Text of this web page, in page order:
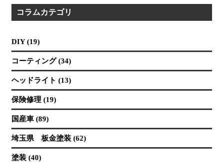
コラムカテゴリ
DIY (19)
コーティング (34)
ヘッドライト (13)
保険修理 (19)
国産車 (89)
埼玉県 板金塗装 (62)
塗装 (40)